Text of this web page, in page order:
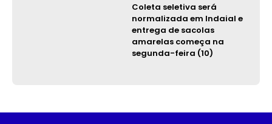
Coleta seletiva será
normalizada em Indaial e
entrega de sacolas
amarelas começa na
segunda-feira (10)